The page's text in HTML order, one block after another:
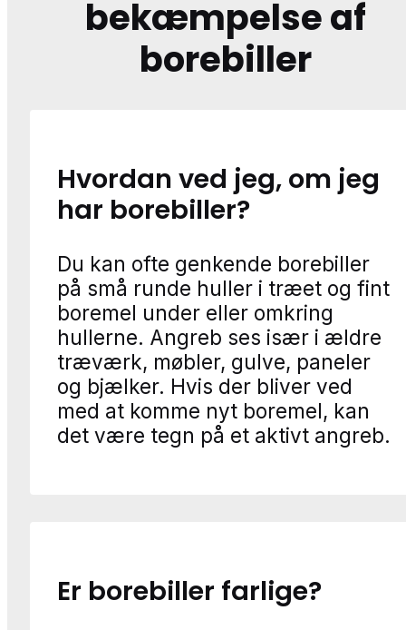
bekæmpelse af
borebiller
Hvordan ved jeg, om jeg
har borebiller?
Du kan ofte genkende borebiller
på små runde huller i træet og fint
boremel under eller omkring
hullerne. Angreb ses især i ældre
træværk, møbler, gulve, paneler
og bjælker. Hvis der bliver ved
med at komme nyt boremel, kan
det være tegn på et aktivt angreb.
Er borebiller farlige?